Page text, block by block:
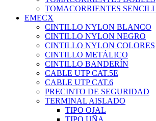
TOMACORRIENTES
EMECX
CINTILLO NYLON BLANCO
CINTILLO NYLON NEGRO
CINTILLO NYLON COLORES
CINTILLO METÁLICO
CINTILLO BANDERÍN
CABLE UTP CAT.5E
CABLE UTP CAT.6
PRECINTO DE SEGURIDAD
TERMINAL AISLADO
TIPO OJAL